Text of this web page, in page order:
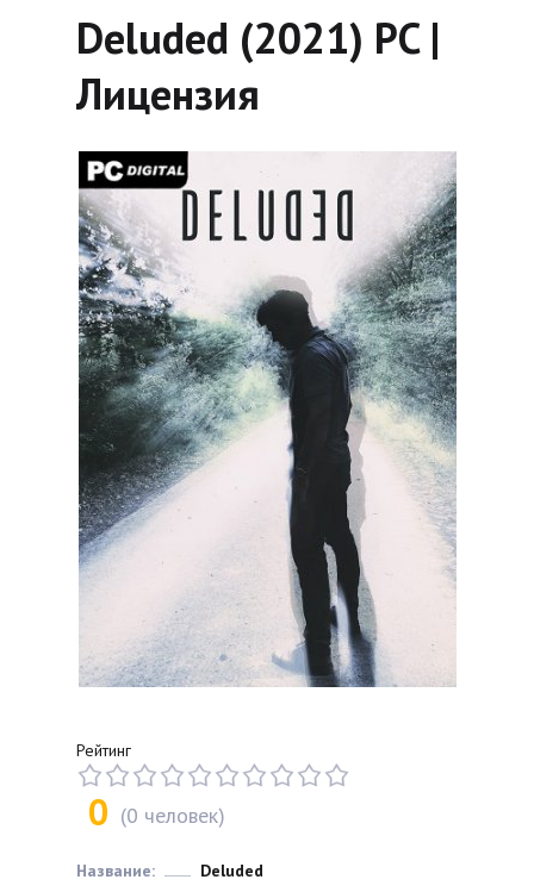
Deluded (2021) PC |
Лицензия
Рейтинг
0 (0 человек)
Название:
Deluded